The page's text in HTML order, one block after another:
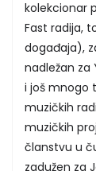
kolekcionar
Fast radija,
događaja),
nadležan za
i još mnogo
muzičkih
muzičkih
članstvu u
zadužen za